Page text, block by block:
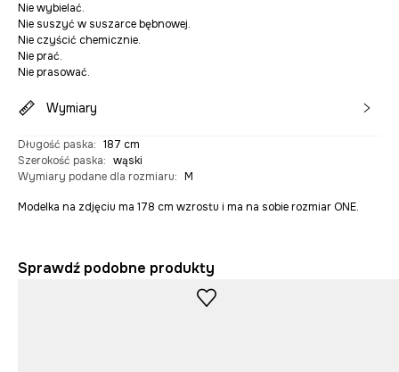
Nie wybielać.
Nie suszyć w suszarce bębnowej.
Nie czyścić chemicznie.
Nie prać.
Nie prasować.
Wymiary
Długość paska: 187 cm
Szerokość paska: wąski
Wymiary podane dla rozmiaru: M
Modelka na zdjęciu ma 178 cm wzrostu i ma na sobie rozmiar ONE.
Sprawdź podobne produkty